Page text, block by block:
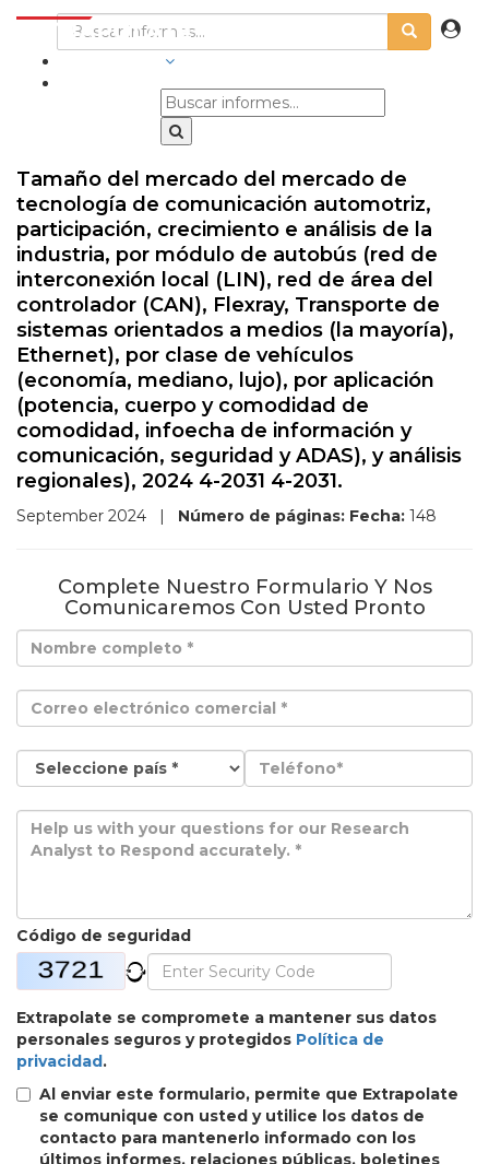
Tamaño del mercado del mercado de
tecnología de comunicación automotriz,
participación, crecimiento e análisis de la
industria, por módulo de autobús (red de
interconexión local (LIN), red de área del
controlador (CAN), Flexray, Transporte de
sistemas orientados a medios (la mayoría),
Ethernet), por clase de vehículos
(economía, mediano, lujo), por aplicación
(potencia, cuerpo y comodidad de
comodidad, infoecha de información y
comunicación, seguridad y ADAS), y análisis
regionales), 2024 4-2031 4-2031.
September 2024 | Número de páginas: Fecha: 148
Complete Nuestro Formulario Y Nos
Comunicaremos Con Usted Pronto
Código de seguridad
Extrapolate se compromete a mantener sus datos
personales seguros y protegidos Política de
privacidad.
Al enviar este formulario, permite que Extrapolate
se comunique con usted y utilice los datos de
contacto para mantenerlo informado con los
últimos informes, relaciones públicas, boletines